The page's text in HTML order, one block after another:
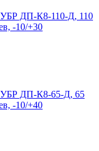
ДП-К8-110-Д, 110
-10/+30
ДП-К8-65-Д, 65
-10/+40